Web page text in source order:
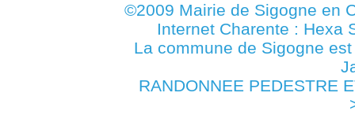
©2009 Mairie de Sigogne en
Internet Charente : Hexa
La commune de Sigogne
RANDONNEE PEDESTRE